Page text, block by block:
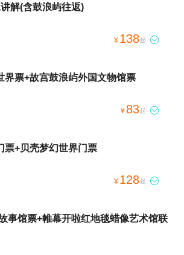
解(含鼓浪屿往返)
¥ 138起 
界票+故宫鼓浪屿外国文物馆票
¥ 83起 
票+贝壳梦幻世界门票
¥ 128起 
事馆票+帷幕开啦红地毯蜡像艺术馆联